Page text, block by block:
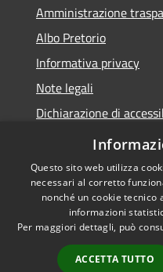
Amministrazione
Albo Pretorio
Informativa privacy
Note legali
Dichiarazione di
Informativa Privacy
Accessibilità
Questo sito web utilizza
necessari al corretto
nonché un cookie
informazioni
Per maggiori dettagli, può
ACCETTA TUTTO